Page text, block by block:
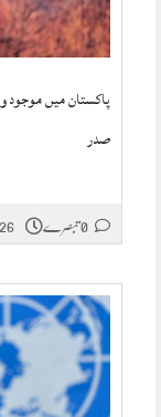
پاکستان میں موجود
صدر